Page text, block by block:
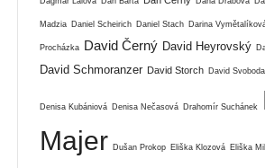
Madzia Daniel Scheirich Daniel Stach Darina
Procházka David Černý David Heyrovský
David Schmoranzer David Storch David Svoboda
Denisa Kubániová Denisa Nečasová Drahomír Suchánek
Majer Dušan Prokop Eliška Klozová Eliška